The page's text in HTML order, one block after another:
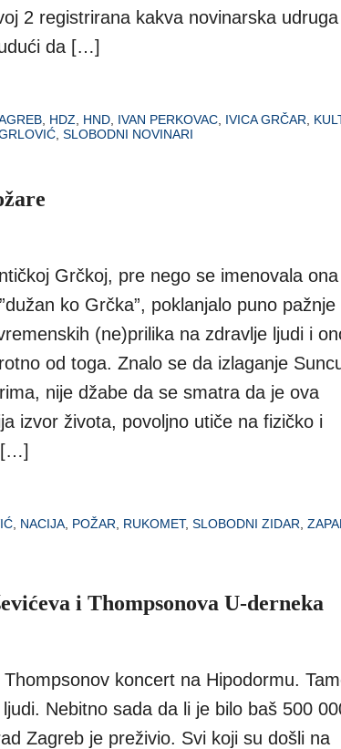
2 registrirana kakva novinarska
da […]
HDZ HND IVAN PERKOVAC IVICA GRČAR
SLOBODNI NOVINARI
Grčkoj, pre nego se imenovala ona
ko Grčka”, poklanjalo puno pažnje
(ne)prilika na zdravlje ljudi i
od toga. Znalo se da izlaganje
nije džabe da se smatra da je ova
izvor života, povoljno utiče na fizičko i
[…]
NACIJA POŽAR RUKOMET, SLOBODNI ZIDAR
i Thompsonova U-derneka
koncert na Hipodormu.
Nebitno sada da li je bilo baš 500
Zagreb je preživio. Svi koji su došli na